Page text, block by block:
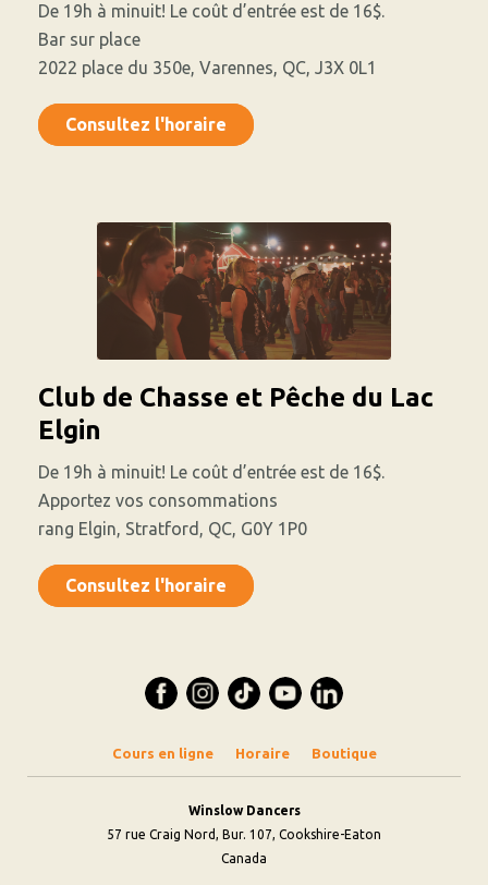
De 19h à minuit! Le coût d’entrée est de 16$.
Bar sur place
2022 place du 350e, Varennes, QC, J3X 0L1
Consultez l'horaire
Club de Chasse et Pêche du Lac
Elgin
De 19h à minuit! Le coût d’entrée est de 16$.
Apportez vos consommations
rang Elgin, Stratford, QC, G0Y 1P0
Consultez l'horaire
Cours en ligne Horaire Boutique
Winslow Dancers
57 rue Craig Nord, Bur. 107, Cookshire-Eaton
Canada